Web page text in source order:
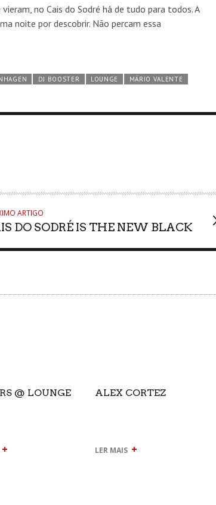
no Cais do Sodré há de tudo para todos. A
noite por descobrir. Não percam essa
DJ BOOSTER LOUNGE
MÁRIO VALENTE
ARTIGO
DO SODRÉ IS THE NEW BLACK
@ LOUNGE
+
ALEX CORTEZ
LER MAIS +